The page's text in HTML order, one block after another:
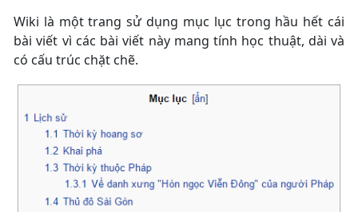
Wiki là một trang sử dụng mục lục trong hầu hết cái
bài viết vì các bài viết này mang tính học thuật, dài và
có cấu trúc chặt chẽ.